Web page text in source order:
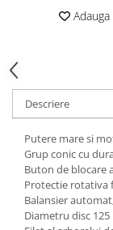
Adauga
Descriere
Putere mare si
Grup conic cu
Buton de blocare
Protectie rotativa
Balansier
Diametru disc